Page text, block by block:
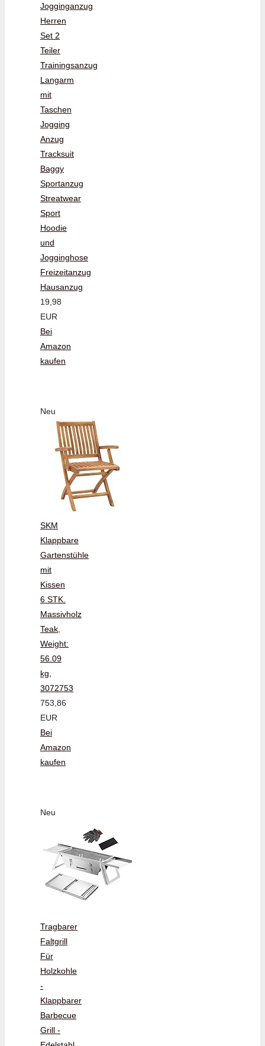
Jogginganzug
Herren
Set 2
Teiler
Trainingsanzug
Langarm
mit
Taschen
Jogging
Anzug
Tracksuit
Baggy
Sportanzug
Streatwear
Sport
Hoodie
und
Jogginghose
Freizeitanzug
Hausanzug
19,98
EUR
Bei
Amazon
kaufen
Neu
SKM
Klappbare
Gartenstühle
mit
Kissen
6 STK.
Massivholz
Teak,
Weight:
56.09
kg,
3072753
753,86
EUR
Bei
Amazon
kaufen
Neu
Tragbarer
Faltgrill
Für
Holzkohle
-
Klappbarer
Barbecue
Grill -